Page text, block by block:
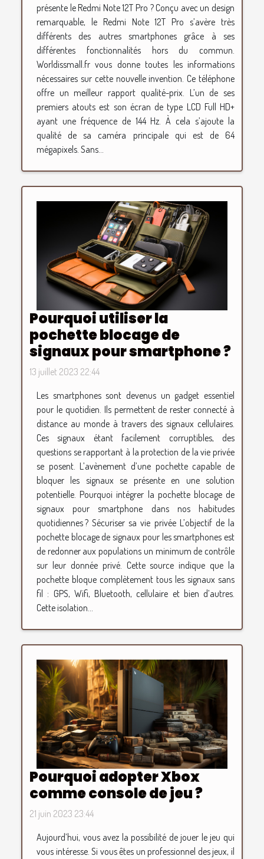
présente le Redmi Note 12T Pro ? Conçu avec un design
remarquable, le Redmi Note 12T Pro s’avère très
différents des autres smartphones grâce à ses
différentes fonctionnalités hors du commun.
Worldissmall.fr vous donne toutes les informations
nécessaires sur cette nouvelle invention. Ce téléphone
offre un meilleur rapport qualité-prix. L’un de ses
premiers atouts est son écran de type LCD Full HD+
ayant une fréquence de 144 Hz. À cela s’ajoute la
qualité de sa caméra principale qui est de 64
mégapixels. Sans...
Pourquoi utiliser la
pochette blocage de
signaux pour smartphone ?
13 juillet 2023 22:44
Les smartphones sont devenus un gadget essentiel
pour le quotidien. Ils permettent de rester connecté à
distance au monde à travers des signaux cellulaires.
Ces signaux étant facilement corruptibles, des
questions se rapportant à la protection de la vie privée
se posent. L’avènement d’une pochette capable de
bloquer les signaux se présente en une solution
potentielle. Pourquoi intégrer la pochette blocage de
signaux pour smartphone dans nos habitudes
quotidiennes ? Sécuriser sa vie privée L’objectif de la
pochette blocage de signaux pour les smartphones est
de redonner aux populations un minimum de contrôle
sur leur donnée privé. Cette source indique que la
pochette bloque complètement tous les signaux sans
fil : GPS, Wifi, Bluetooth, cellulaire et bien d’autres.
Cette isolation...
Pourquoi adopter Xbox
comme console de jeu ?
21 juin 2023 23:44
Aujourd’hui, vous avez la possibilité de jouer le jeu qui
vous intéresse. Si vous êtes un professionnel des jeux, il